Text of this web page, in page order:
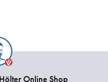
Online Shop